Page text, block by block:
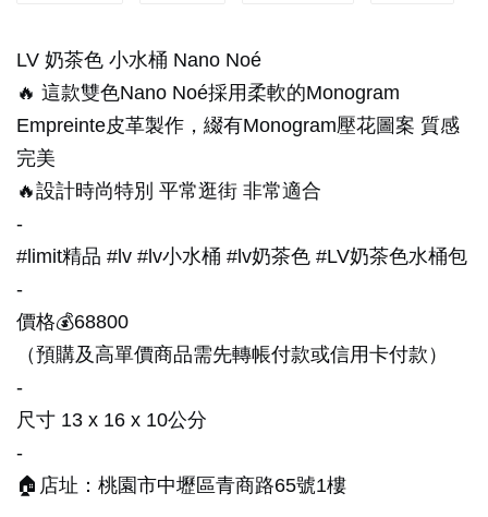
LV 奶茶色 小水桶 Nano Noé
🔥 這款雙色Nano Noé採用柔軟的Monogram
Empreinte皮革製作，綴有Monogram壓花圖案 質感
完美
🔥設計時尚特別 平常逛街 非常適合
-
#limit精品 #lv #lv小水桶 #lv奶茶色 #LV奶茶色水桶包
-
價格💰68800
（預購及高單價商品需先轉帳付款或信用卡付款）
-
尺寸 13 x 16 x 10公分
-
🏠店址：桃園市中壢區青商路65號1樓